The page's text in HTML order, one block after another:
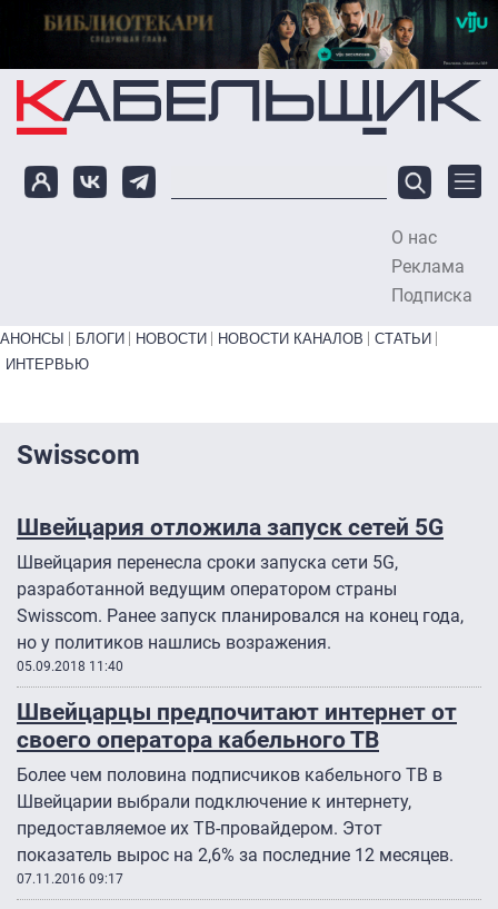
Перейти к основному содержанию
О нас
Реклама
Подписка
Primary links bottom
АНОНСЫ БЛОГИ НОВОСТИ НОВОСТИ КАНАЛОВ
СТАТЬИ
ИНТЕРВЬЮ
Swisscom
Швейцария отложила запуск сетей 5G
Швейцария перенесла сроки запуска сети 5G,
разработанной ведущим оператором страны
Swisscom. Ранее запуск планировался на конец года,
но у политиков нашлись возражения.
05.09.2018 11:40
Швейцарцы предпочитают интернет от
своего оператора кабельного ТВ
Более чем половина подписчиков кабельного ТВ в
Швейцарии выбрали подключение к интернету,
предоставляемое их ТВ-провайдером. Этот
показатель вырос на 2,6% за последние 12 месяцев.
07.11.2016 09:17